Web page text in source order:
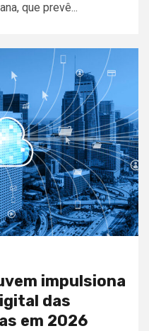
que prevê...
impulsiona
das
em 2026